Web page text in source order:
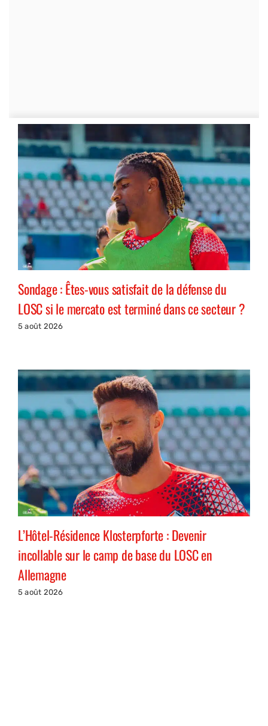
Sondage : Êtes-vous satisfait de la défense du
LOSC si le mercato est terminé dans ce secteur ?
5 août 2026
L’Hôtel-Résidence Klosterpforte : Devenir
incollable sur le camp de base du LOSC en
Allemagne
5 août 2026